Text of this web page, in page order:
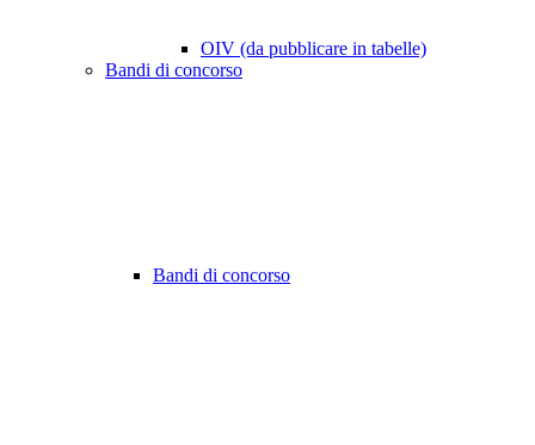
OIV (da pubblicare in tabelle)
Bandi di concorso
Bandi di concorso